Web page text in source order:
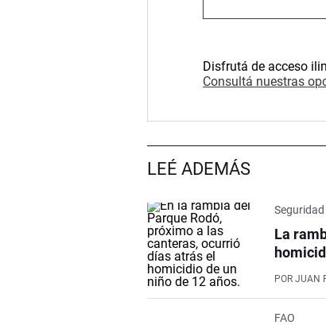
Disfrutá de acceso
Consultá nuestras
LEÉ ADEMÁS
La
POR JUAN
FAO